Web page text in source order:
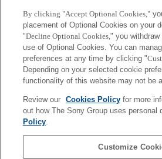
[INFO]
製品の発
レクター
2026年6
More
ご利用条件 プライ
By clicking "Accept Optional Cookies,"
placement of Optional Cookies on your
"Decline Optional Cookies," you
use of Optional Cookies. You can
preferences at any time by clicking "
Depending on your selected cookie
functionality of this website may not be
Review our Cookies Policyfor more
out how The Sony Group uses personal
Policy.
Customize